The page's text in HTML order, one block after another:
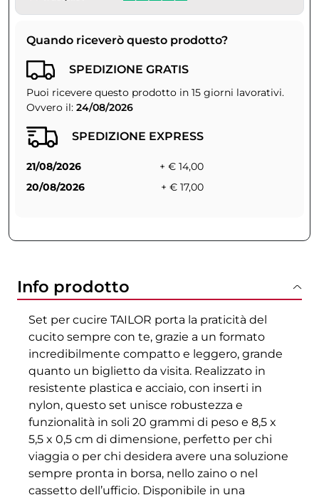
Quando riceverò questo prodotto?
SPEDIZIONE GRATIS
Puoi ricevere questo prodotto in 15 giorni lavorativi.
Ovvero il: 24/08/2026
SPEDIZIONE EXPRESS
21/08/2026
+ € 14,00
20/08/2026
+ € 17,00
Info prodotto
Set per cucire TAILOR porta la praticità del
cucito sempre con te, grazie a un formato
incredibilmente compatto e leggero, grande
quanto un biglietto da visita. Realizzato in
resistente plastica e acciaio, con inserti in
nylon, questo set unisce robustezza e
funzionalità in soli 20 grammi di peso e 8,5 x
5,5 x 0,5 cm di dimensione, perfetto per chi
viaggia o per chi desidera avere una soluzione
sempre pronta in borsa, nello zaino o nel
cassetto dell’ufficio. Disponibile in una